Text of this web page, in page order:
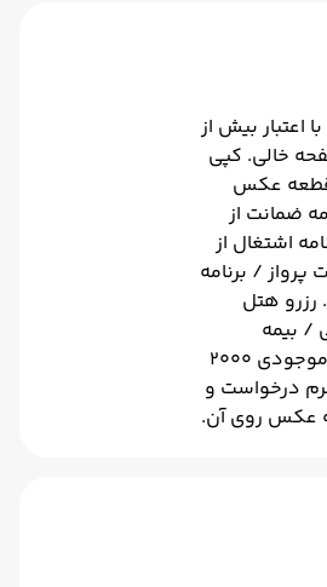
اعتبار بیش از
و حداقل ۲ صفحه خالی. کپی
قطعه عکس
نامه ضمانت از
اشتغال از
/ برنامه
هتل
/ بیمه
مسافرتی با حداقل موجودی ۲۰۰۰
درخواست و
عکس روی آن.